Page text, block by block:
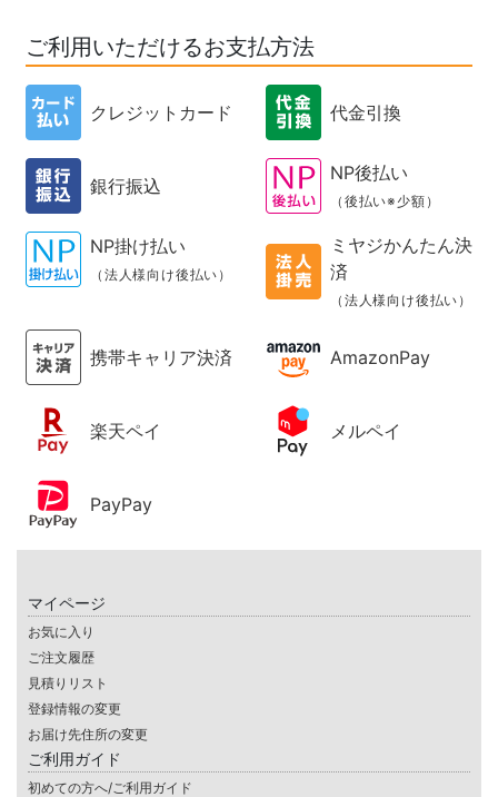
ご利用いただけるお支払方法
クレジットカード 代金引換
銀行振込
NP後払い
（後払い※少額）
NP掛け払い
（法人様向け後払い）
ミヤジかんたん決
済
（法人様向け後払い）
携帯キャリア決済 AmazonPay
楽天ペイ メルペイ
PayPay
マイページ
お気に入り
ご注文履歴
見積りリスト
登録情報の変更
お届け先住所の変更
ご利用ガイド
初めての方へ/ご利用ガイド